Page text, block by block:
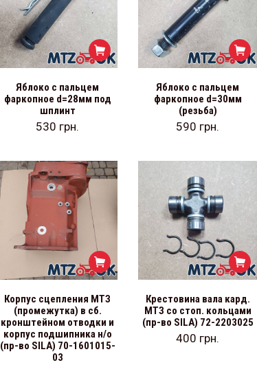
Яблоко с пальцем
фаркопное d=28мм под
шплинт
530 грн.
Яблоко с пальцем
фаркопное d=30мм
(резьба)
590 грн.
Корпус сцепления МТЗ
(промежутка) в сб.
кронштейном отводки и
корпус подшипника н/о
(пр-во SILA) 70-1601015-
03
Крестовина вала кард.
МТЗ со стоп. кольцами
(пр-во SILA) 72-2203025
400 грн.